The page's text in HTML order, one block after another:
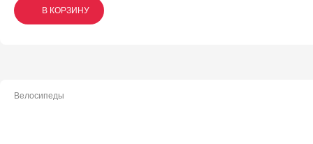
В КОРЗИНУ
В КОРЗИНУ
В КОРЗИНУ
Велосипеды